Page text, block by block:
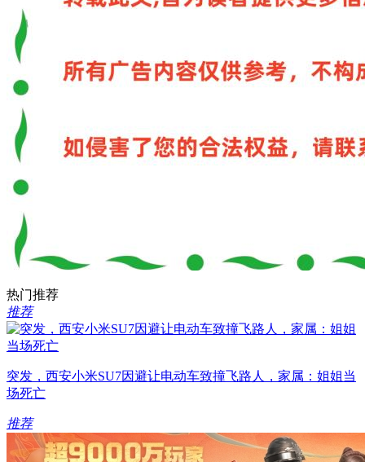
热门推荐
推荐
突发，西安小米SU7因避让电动车致撞飞路人，家属：姐姐当
场死亡
推荐